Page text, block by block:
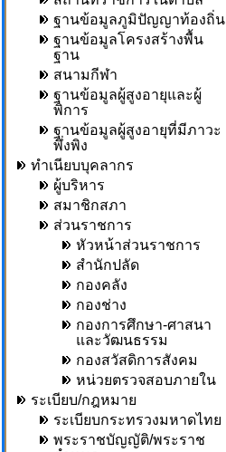
ฐานข้อมูลภูมิปัญญาท้องถิ่น
ฐานข้อมูลโครงสร้างพื้น
ฐาน
สนามกีฬา
ฐานข้อมูลผู้สูงอายุและผู้
พิการ
ฐานข้อมูลผู้สูงอายุที่มีภาวะ
พึ่งพิง
ทำเนียบบุคลากร
ผู้บริหาร
สมาชิกสภา
ส่วนราชการ
หัวหน้าส่วนราชการ
สำนักปลัด
กองคลัง
กองช่าง
กองการศึกษา-ศาสนา
และวัฒนธรรม
กองสวัสดิการสังคม
หน่วยตรวจสอบภายใน
ระเบียบ/กฎหมาย
ระเบียบกระทรวงมหาดไทย
พระราชบัญญัติ/พระราช